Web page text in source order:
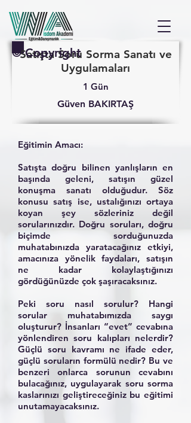
Satışta Soru Sorma Sanatı ve
Uygulamaları
1 Gün
Güven BAKIRTAŞ
Eğitimin Amacı:
Satışta doğru bilinen yanlışların en
başında geleni, satışın güzel
konuşma sanatı olduğudur. Söz
konusu satış ise, ustalığınızı ortaya
koyan şey sözleriniz değil
sorularınızdır. Doğru soruları, doğru
biçimde sorduğunuzda
muhatabınızda yaratacağınız etkiyi,
amacınıza yönelik faydaları, satışın
ne kadar kolaylaştığınızı
gördüğünüzde çok şaşıracaksınız.
Peki soru nasıl sorulur? Hangi
sorular muhatabımızda saygı
oluşturur? İnsanları “evet” cevabına
yönlendiren soru kalıpları nelerdir?
Güçlü soru kavramı ne ifade eder,
güçlü soruların formülü nedir? Bu ve
benzeri onlarca sorunun cevabını
bulacağınız, uygulayarak soru sorma
kaslarınızı geliştireceğiniz bu eğitimi
unutamayacaksınız.
© Copyright